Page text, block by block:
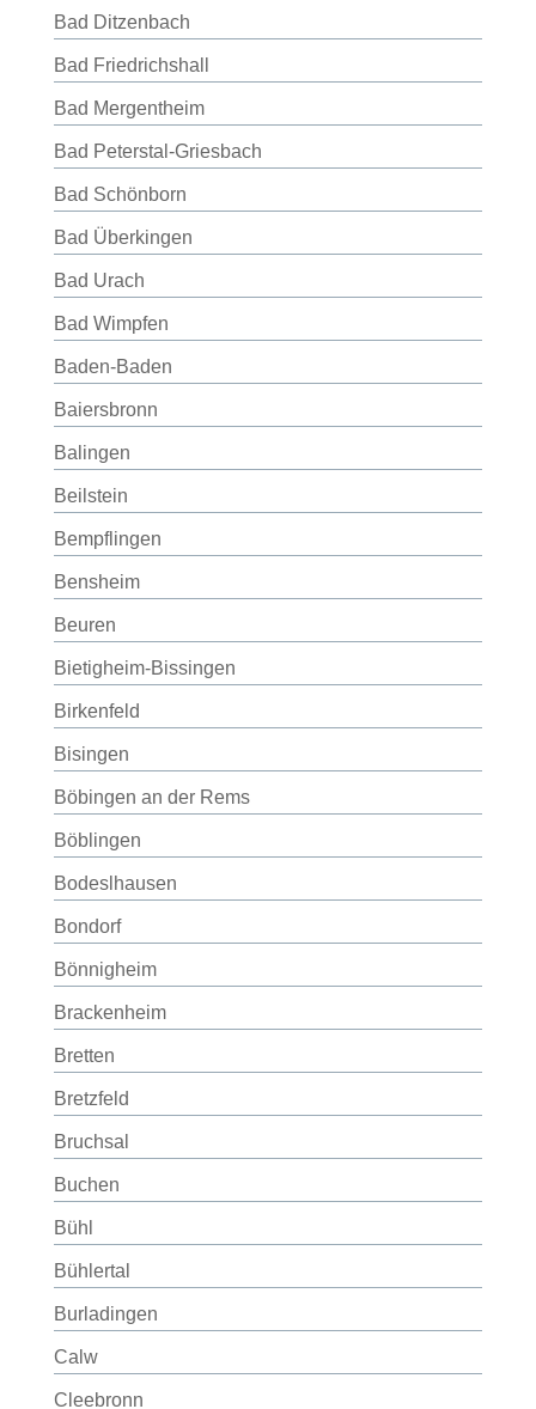
Bad Ditzenbach
Bad Friedrichshall
Bad Mergentheim
Bad Peterstal-Griesbach
Bad Schönborn
Bad Überkingen
Bad Urach
Bad Wimpfen
Baden-Baden
Baiersbronn
Balingen
Beilstein
Bempflingen
Bensheim
Beuren
Bietigheim-Bissingen
Birkenfeld
Bisingen
Böbingen an der Rems
Böblingen
Bodeslhausen
Bondorf
Bönnigheim
Brackenheim
Bretten
Bretzfeld
Bruchsal
Buchen
Bühl
Bühlertal
Burladingen
Calw
Cleebronn